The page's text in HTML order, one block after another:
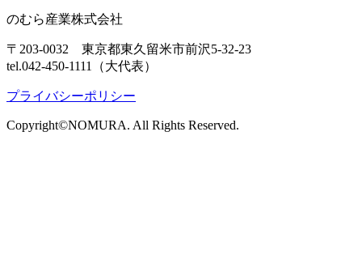
のむら産業株式会社
〒203-0032 東京都東久留米市前沢5-32-23
tel.042-450-1111（大代表）
プライバシーポリシー
Copyright©NOMURA. All Rights Reserved.